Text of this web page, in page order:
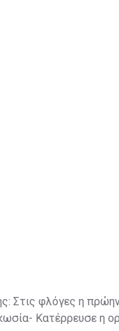
Στις φλόγες η
Κατέρρευσε η